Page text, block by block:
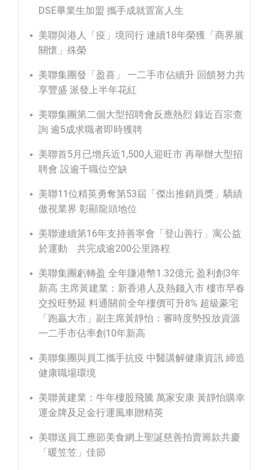
DSE畢業生加盟 攜手成就置富人生
美聯與港人「疫」境同行 連續18年榮獲「商界展
關懷」殊榮
美聯集團發「盈喜」 一二手市佔續升 回饋努力共
享豐盛 派發上半年花紅
美聯集團第二個大型招聘會反應熱烈 錄近百宗查
詢 逾5成求職者即時獲聘
美聯首5月已增兵近1,500人迎旺市 再舉辦大型招
聘會 設逾千職位空缺
美聯11位精英勇奪第53屆「傑出推銷員獎」驕績
傲視業界 彰顯龍頭地位
美聯連續第16年支持善寧會「登山善行」寓公益
於運動 共完成逾200公里路程
美聯集團虧轉盈 全年賺港幣1.32億元 盈利創3年
新高 主席黃建業：新香港人及熱錢入市 樓市早春
交投旺勢延 料通關前全年樓價可升8% 超級豪宅
「跑贏大市」副主席黃靜怡：審時度勢投放資源
一二手市佔率創10年新高
美聯集團與員工攜手抗疫 中醫講解健康資訊 締造
健康職場環境
美聯黃建業：牛年樓股飛騰 萬家安康 黃靜怡購幸
運金牌及足金行運風車贈精英
美聯送員工應節美食網上聖誕慈善拍賣籌款共慶
「暖笠笠」佳節